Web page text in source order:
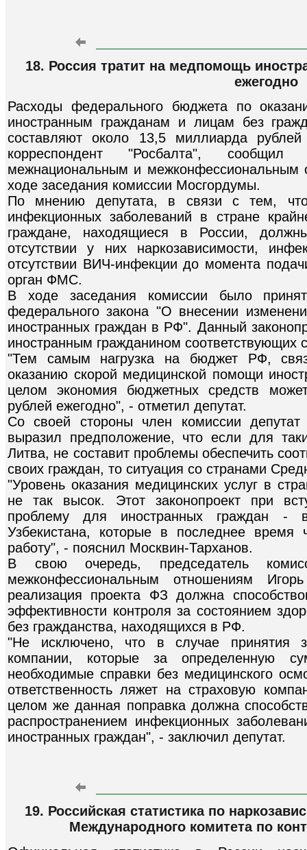
18. Россия тратит на медпомощь
ежегодно
Расходы федерального бюджета по
иностранным гражданам и лицам без
составляют около 13,5 миллиарда
корреспондент "Росбалта",
межнациональным и межконфессиональным
ходе заседания комиссии Мосгордумы.
По мнению депутата, в связи с тем, что
инфекционных заболеваний в стране
граждане, находящиеся в России,
отсутствии у них наркозависимости,
отсутствии ВИЧ-инфекции до момента
орган ФМС.
В ходе заседания комиссии было
федерального закона "О внесении
иностранных граждан в РФ". Данный
иностранным гражданином соответствующих
"Тем самым нагрузка на бюджет РФ,
оказанию скорой медицинской помощи
целом экономия бюджетных средств
рублей ежегодно", - отметил депутат.
Со своей стороны член комиссии
выразил предположение, что если для
Литва, не составит проблемы обеспечить
своих граждан, то ситуация со странами
"Уровень оказания медицинских услуг в
не так высок. Этот законопроект при
проблему для иностранных граждан -
Узбекистана, которые в последнее
работу", - пояснил Москвин-Тарханов.
В свою очередь, председатель
межконфессиональным отношениям
реализация проекта ФЗ должна
эффективности контроля за состоянием
без гражданства, находящихся в РФ.
"Не исключено, что в случае принятия
компании, которые за определенную
необходимые справки без медицинского
ответственность ляжет на страховую
целом же данная поправка должна
распространением инфекционных
иностранных граждан", - заключил депутат.
19. Российская статистика по
Международного комитета по